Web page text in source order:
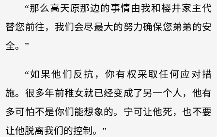
“那么高天原那边的事情由我和樱井家主代
替您前往，我们会尽最大的努力确保您弟弟的安
全。”
“如果他们反抗，你有权采取任何应对措
施。很多年前稚女就已经变成了另一个人，他有
多可怕不是你们能想象的。宁可让他死，也不要
让他脱离我们的控制。”